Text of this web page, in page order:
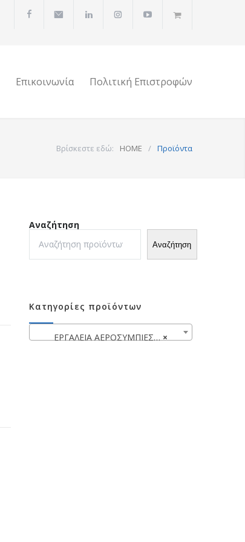
Επικοινωνία Πολιτική Επιστροφών
Βρίσκεστε εδώ: HOME / Προϊόντα
Αναζήτηση
Αναζήτηση
Κατηγορίες προϊόντων
×
ΕΡΓΑΛΕΙΑ ΑΕΡΟΣΥΜΠΙΕΣΤΩΝ